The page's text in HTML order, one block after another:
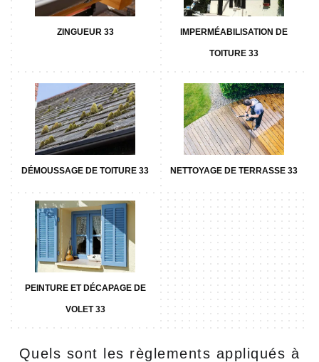
ZINGUEUR 33 IMPERMÉABILISATION DE
TOITURE 33
DÉMOUSSAGE DE TOITURE 33 NETTOYAGE DE TERRASSE 33
PEINTURE ET DÉCAPAGE DE
VOLET 33
Quels sont les règlements appliqués à